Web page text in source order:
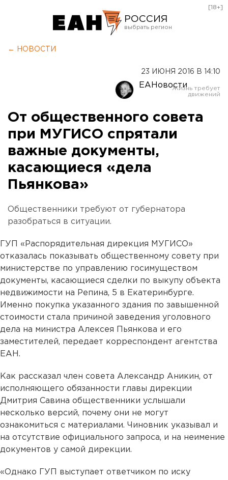
РОССИЯ
Оренбург
[18+]
← НОВОСТИ
23 ИЮНЯ 2016 В 14:10
ЕАНовости
От общественного совета
при МУГИСО спрятали
важные документы,
касающиеся «дела
Пьянкова»
Общественники требуют от губернатора
разобраться в ситуации.
ГУП «Распорядительная дирекция МУГИСО»
отказалась показывать общественному совету при
министерстве по управлению госимуществом
документы, касающиеся сделки по выкупу объекта
недвижимости на Репина, 5 в Екатеринбурге.
Именно покупка указанного здания по завышенной
стоимости стала причиной заведения уголовного
дела на министра Алексея Пьянкова и его
заместителей, передает корреспондент агентства
ЕАН.
Как рассказал член совета Александр Аникин, от
исполняющего обязанности главы дирекции
Дмитрия Савина общественники услышали
несколько версий, почему они не могут
ознакомиться с материалами. Чиновник указывал и
на отсутствие официального запроса, и на неимение
документов у самой дирекции.
«Однако ГУП выступает ответчиком по иску